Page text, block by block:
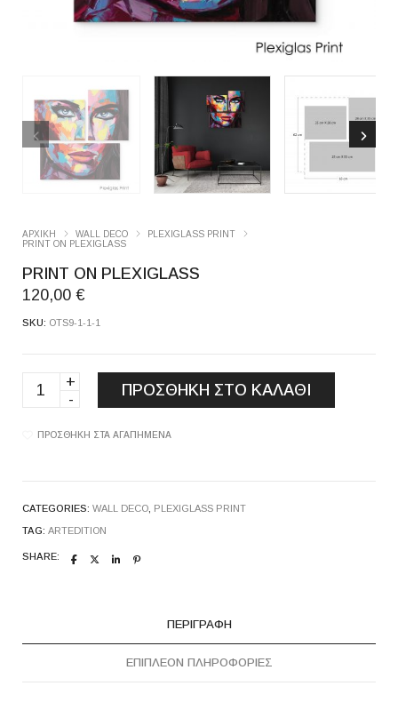
ΑΡΧΙΚΉ WALL DECO
PLEXIGLASS PRINT
PRINT ON PLEXIGLASS
PRINT ON PLEXIGLASS
120,00 €
SKU: OTS9-1-1-1
PRINT
ON
quantity
ΠΡΟΣΘΉΚΗ ΣΤΟ ΚΑΛΆΘΙ
ΠΡΟΣΘΉΚΗ ΣΤΑ ΑΓΑΠΗΜΈΝΑ
CATEGORIES: WALL DECO PLEXIGLASS PRINT
TAG: ARTEDITION
SHARE:
ΠΕΡΙΓΡΑΦΉ
ΕΠΙΠΛΈΟΝ ΠΛΗΡΟΦΟΡΊΕΣ